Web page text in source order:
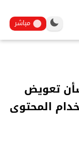
مباشر
تعويض
المحتوى